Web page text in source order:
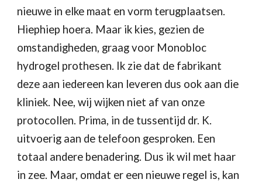
nieuwe in elke maat en vorm terugplaatsen.
Hiephiep hoera. Maar ik kies, gezien de
omstandigheden, graag voor Monobloc
hydrogel prothesen. Ik zie dat de fabrikant
deze aan iedereen kan leveren dus ook aan die
kliniek. Nee, wij wijken niet af van onze
protocollen. Prima, in de tussentijd dr. K.
uitvoerig aan de telefoon gesproken. Een
totaal andere benadering. Dus ik wil met haar
in zee. Maar, omdat er een nieuwe regel is, kan